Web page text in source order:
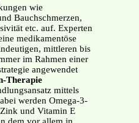
wie
Bauchschmerzen,
etc. auf. Experten
medikamentöse
mittleren bis
im Rahmen einer
angewendet
Therapie
mittels
werden Omega-3-
und Vitamin E